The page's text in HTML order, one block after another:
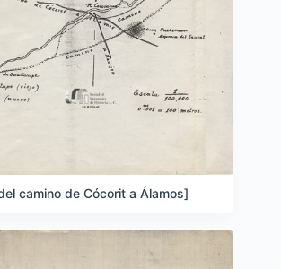
camino de Cócorit a Álamos]